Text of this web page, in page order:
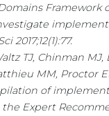
Framework
2017;12(1):77.
TJ, Chinman
MM, Proctor
of
Expert